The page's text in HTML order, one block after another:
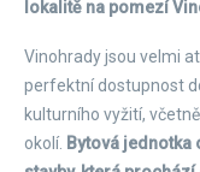
lokalitě na pomezí
Vinohrady jsou velmi
perfektní dostupnost
kulturního vyžití,
okolí. Bytová